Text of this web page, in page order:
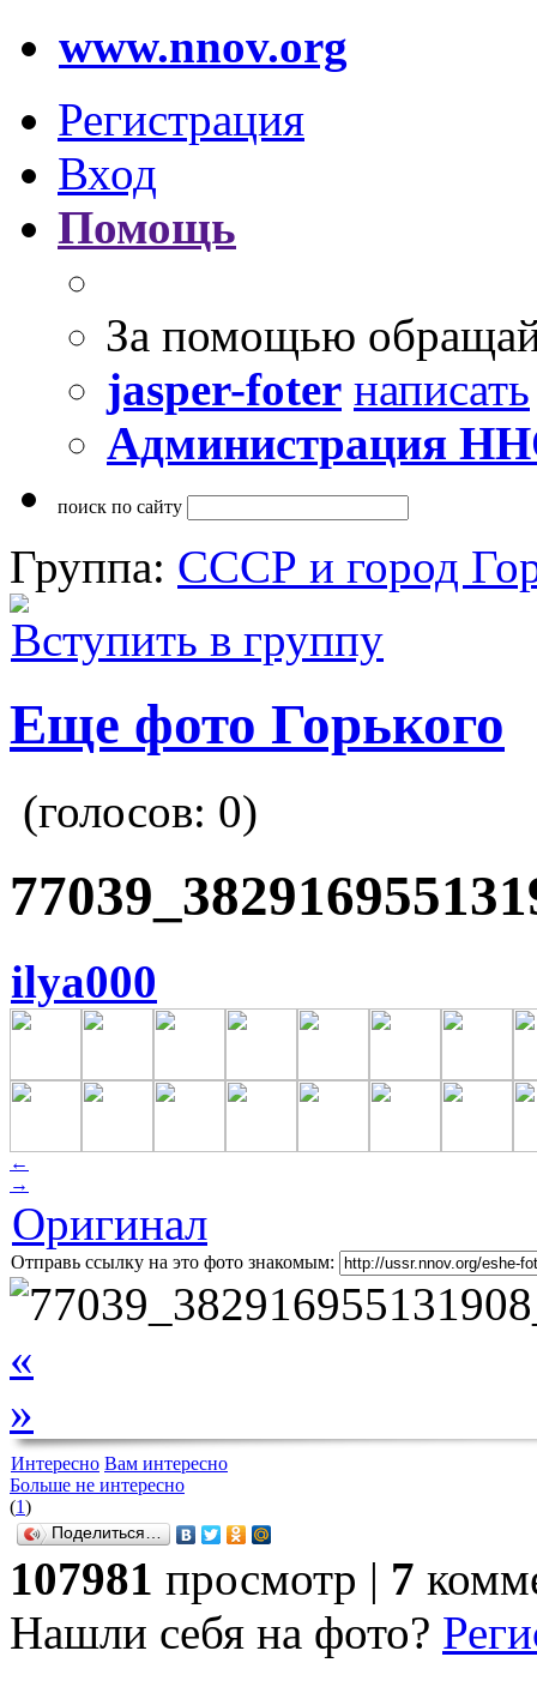
www.nnov.org
Регистрация
Вход
Помощь
За помощью
jasper-foter написать
Администрация
поиск по сайту
Группа: СССР и город
Вступить в группу
Еще фото Горького
(голосов: 0)
ilya000
←
→
Оригинал
Отправь ссылку на это фото знакомым:
«
»
Интересно Вам интересно
Больше не интересно
(1)
Поделиться…
107981 просмотр | 7
Нашли себя на фото?